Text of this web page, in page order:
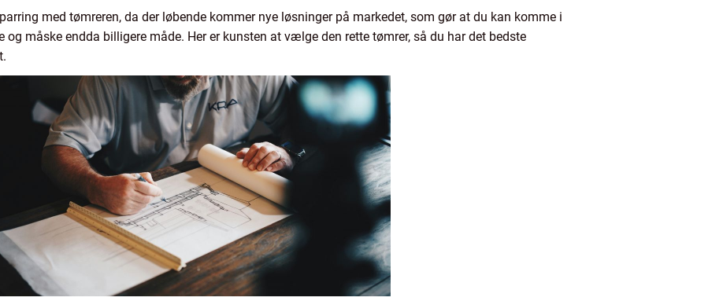
med tømreren, da der løbende kommer nye løsninger på markedet, som gør at du kan komme i
og måske endda billigere måde. Her er kunsten at vælge den rette tømrer, så du har det bedste